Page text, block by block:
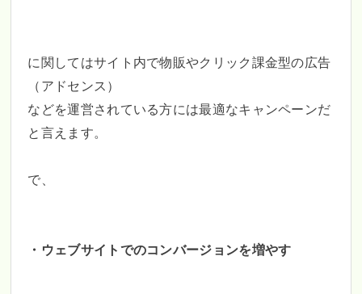
に関してはサイト内で物販やクリック課金型の広告
（アドセンス）
などを運営されている方には最適なキャンペーンだ
と言えます。
で、
・ウェブサイトでのコンバージョンを増やす